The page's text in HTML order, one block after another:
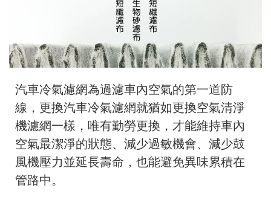
汽車冷氣濾網為過濾車內空氣的第一道防
線，更換汽車冷氣濾網就猶如更換空氣清淨
機濾網一樣，唯有勤勞更換，才能維持車內
空氣最潔淨的狀態、減少過敏機會、減少鼓
風機壓力並延長壽命，也能避免異味累積在
管路中。